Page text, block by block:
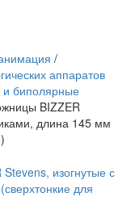
/
аппаратов
биполярные
BIZZER
длина 145 мм